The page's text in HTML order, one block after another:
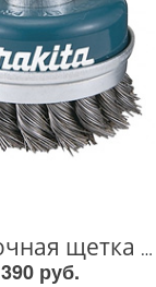
Проволочная щетка М14х90мм D-39780 D-39780
390 руб.